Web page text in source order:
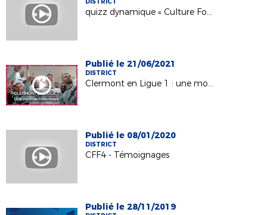
quizz dynamique « Culture Foot »
Publié le 21/06/2021
DISTRICT
Clermont en Ligue 1 : une montée historique
Publié le 08/01/2020
DISTRICT
CFF4 - Témoignages
Publié le 28/11/2019